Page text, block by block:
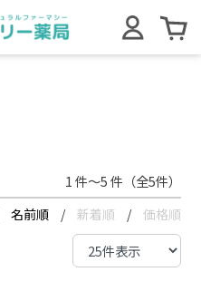
1 件～5 件（全5件）
名前順 / 新着順 / 価格順